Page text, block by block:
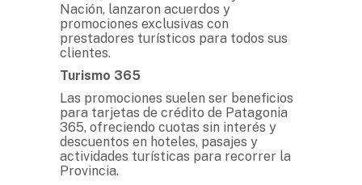
Nación, lanzaron acuerdos y
promociones exclusivas con
prestadores turísticos para todos sus
clientes.
Turismo 365
Las promociones suelen ser beneficios
para tarjetas de crédito de Patagonia
365, ofreciendo cuotas sin interés y
descuentos en hoteles, pasajes y
actividades turísticas para recorrer la
Provincia.